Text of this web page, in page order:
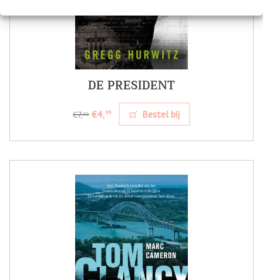
DE PRESIDENT
€7,99 €4,99 Bestel bij